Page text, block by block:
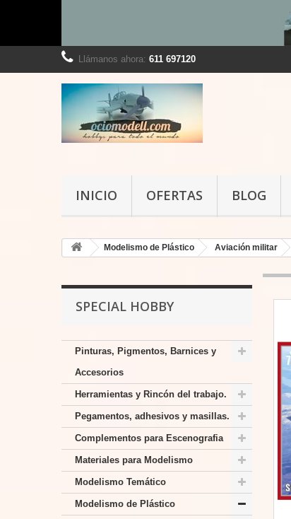
Llámanos ahora: 611 697120
INICIO OFERTAS BLOG
Modelismo de Plástico Aviación militar
SPECIAL HOBBY
Pinturas, Pigmentos, Barnices y
Accesorios
Herramientas y Rincón del trabajo.
Pegamentos, adhesivos y masillas.
Complementos para Escenografia
Materiales para Modelismo
Modelismo Temático
Modelismo de Plástico